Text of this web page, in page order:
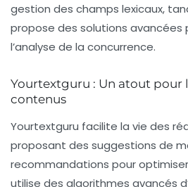
gestion des champs lexicaux,
propose des solutions avancées
l’analyse de la concurrence.
Yourtextguru : Un atout pour
contenus
Yourtextguru facilite la vie des
proposant des suggestions de
recommandations pour optimiser
utilise des algorithmes avancés